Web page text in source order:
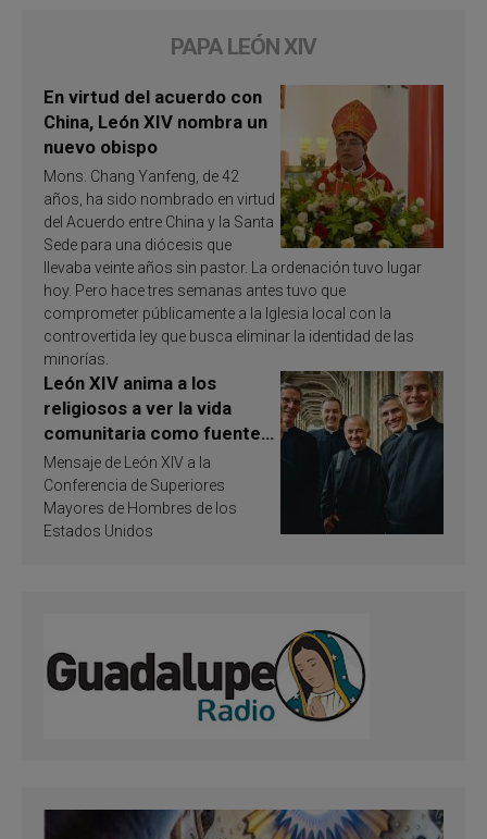
PAPA LEÓN XIV
En virtud del acuerdo con
China, León XIV nombra un
nuevo obispo
Mons. Chang Yanfeng, de 42
años, ha sido nombrado en virtud
del Acuerdo entre China y la Santa
Sede para una diócesis que
llevaba veinte años sin pastor. La ordenación tuvo lugar
hoy. Pero hace tres semanas antes tuvo que
comprometer públicamente a la Iglesia local con la
controvertida ley que busca eliminar la identidad de las
minorías.
León XIV anima a los
religiosos a ver la vida
comunitaria como fuente
de inspiración y
santificación
Mensaje de León XIV a la
Conferencia de Superiores
Mayores de Hombres de los
Estados Unidos